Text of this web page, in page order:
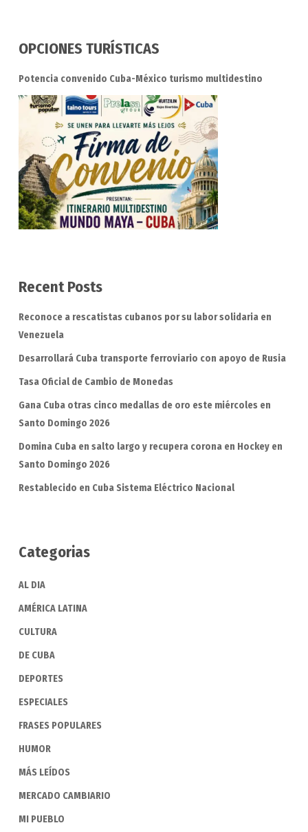
OPCIONES TURÍSTICAS
Potencia convenido Cuba-México turismo multidestino
Recent Posts
Reconoce a rescatistas cubanos por su labor solidaria en
Venezuela
Desarrollará Cuba transporte ferroviario con apoyo de Rusia
Tasa Oficial de Cambio de Monedas
Gana Cuba otras cinco medallas de oro este miércoles en
Santo Domingo 2026
Domina Cuba en salto largo y recupera corona en Hockey en
Santo Domingo 2026
Restablecido en Cuba Sistema Eléctrico Nacional
Categorias
AL DIA
AMÉRICA LATINA
CULTURA
DE CUBA
DEPORTES
ESPECIALES
FRASES POPULARES
HUMOR
MÁS LEÍDOS
MERCADO CAMBIARIO
MI PUEBLO